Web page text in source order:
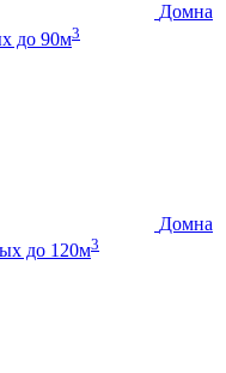
Домна
до 90м3
Домна
до 120м3